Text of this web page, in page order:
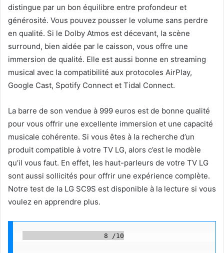
distingue par un bon équilibre entre profondeur et
générosité. Vous pouvez pousser le volume sans perdre
en qualité. Si le Dolby Atmos est décevant, la scène
surround, bien aidée par le caisson, vous offre une
immersion de qualité. Elle est aussi bonne en streaming
musical avec la compatibilité aux protocoles AirPlay,
Google Cast, Spotify Connect et Tidal Connect.
La barre de son vendue à 999 euros est de bonne qualité
pour vous offrir une excellente immersion et une capacité
musicale cohérente. Si vous êtes à la recherche d’un
produit compatible à votre TV LG, alors c’est le modèle
qu’il vous faut. En effet, les haut-parleurs de votre TV LG
sont aussi sollicités pour offrir une expérience complète.
Notre test de la LG SC9S est disponible à la lecture si vous
voulez en apprendre plus.
                    8 /10